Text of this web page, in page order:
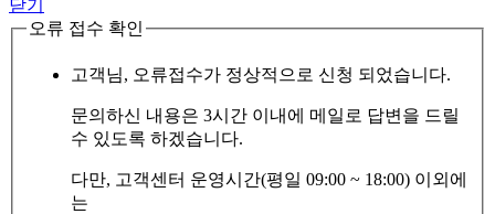
닫기
오류 접수 확인
고객님, 오류접수가 정상적으로 신청 되었습니다.
문의하신 내용은 3시간 이내에 메일로 답변을 드릴
수 있도록 하겠습니다.
다만, 고객센터 운영시간(평일 09:00 ~ 18:00) 이외에
는